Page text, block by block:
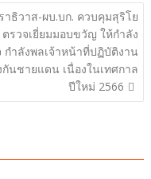
าธิวาส-ผบ.บก. ควบคุมสุริโย
รวจเยี่ยมมอบขวัญ ให้กำลัง
กำลังพลเจ้าหน้าที่ปฏิบัติงาน
กันชายแดน เนื่องในเทศกาล
ปีใหม่ 2566